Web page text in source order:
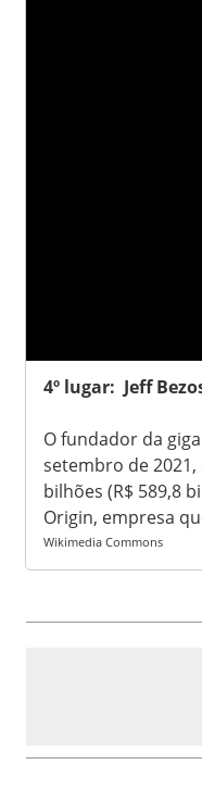
4º lugar: Jeff
O fundador da
setembro de
bilhões (R$ 589,8
Origin, empresa
Wikimedia Commons